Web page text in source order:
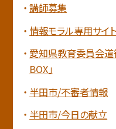
講師募集
情報モラル専用サイト
愛知県教育委員会道
BOX」
半田市/不審者情報
半田市/今日の献立